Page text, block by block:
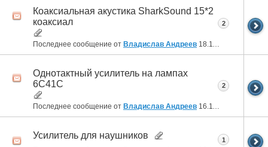
Коаксиальная акустика SharkSound 15*2
коаксиал
Последнее сообщение от Владислав Андреев 18.11.2018
2
Однотактный усилитель на лампах
6С41С
Последнее сообщение от Владислав Андреев 16.11.2018
2
Усилитель для наушников 1